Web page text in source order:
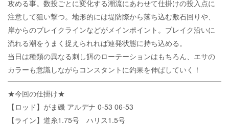
攻める事。数投ごとに変化する潮流にあわせて仕掛けの投入点に
注意して狙い撃つ。地形的には堤防際から落ち込む敷石回りや、
岸からのブレイクラインなどがメインポイント。ブレイク沿いに
流れる潮をうまく捉えられれば連発状態に持ち込める。
当日は種類の異なる刺し餌のローテーションはもちろん、エサの
カラーも意識しながらコンスタントに釣果を伸ばしていく！
★今回の仕掛け★
【ロッド】がま磯 アルデナ 0-53 06-53
【ライン】道糸1.75号 ハリス1.5号